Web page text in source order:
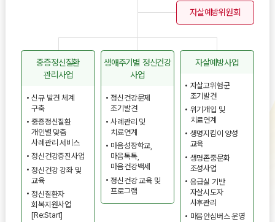
자살예방위원회
중증정신질환
관리사업
신규 발견 체계
구축
중증정신질환
개인별 맞춤
사례관리 서비스
정신건강증진사업
정신건강 강좌 및
교육
정신질환자
회복지원사업
[Re:Start]
생애주기별 정신건강
사업
정신건강문제
조기발견
사례관리 및
치료연계
마음성장학교,
마음톡톡,
마음건강백세
정신건강 교육 및
프로그램
자살예방사업
자살고위험군
조기발견
위기개입 및
치료연계
생명지킴이 양성
교육
생명존중문화
조성사업
응급실 기반
자살시도자
사후관리
마음안심버스 운영